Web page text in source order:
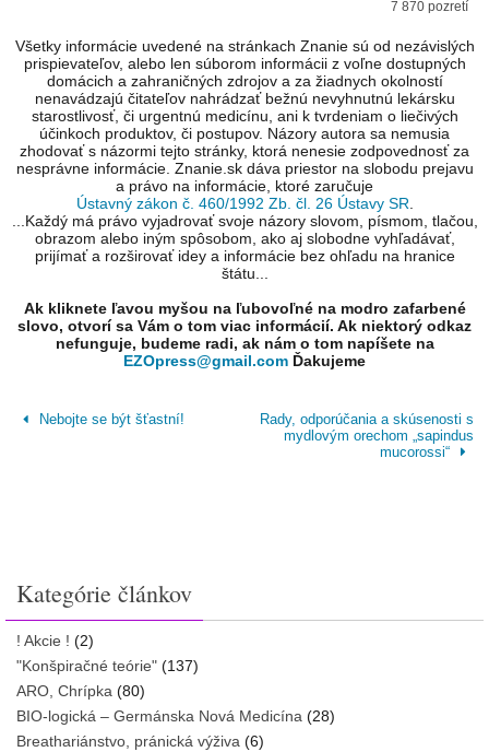
7 870 pozretí
Všetky informácie uvedené na stránkach Znanie sú od nezávislých
prispievateľov, alebo len súborom informácii z voľne dostupných
domácich a zahraničných zdrojov a za žiadnych okolností
nenavádzajú čitateľov nahrádzať bežnú nevyhnutnú lekársku
starostlivosť, či urgentnú medicínu, ani k tvrdeniam o liečivých
účinkoch produktov, či postupov. Názory autora sa nemusia
zhodovať s názormi tejto stránky, ktorá nenesie zodpovednosť za
nesprávne informácie. Znanie.sk dáva priestor na slobodu prejavu
a právo na informácie, ktoré zaručuje
Ústavný zákon č. 460/1992 Zb. čl. 26 Ústavy SR
...Každý má právo vyjadrovať svoje názory slovom, písmom, tlačou,
obrazom alebo iným spôsobom, ako aj slobodne vyhľadávať,
prijímať a rozširovať idey a informácie bez ohľadu na hranice
štátu...
Ak kliknete ľavou myšou na ľubovoľné na modro zafarbené
slovo, otvorí sa Vám o tom viac informácií. Ak niektorý odkaz
nefunguje, budeme radi, ak nám o tom napíšete na
EZOpress@gmail.com Ďakujeme
Nebojte se být šťastní!
Rady, odporúčania a skúsenosti s
mydlovým orechom „sapindus
mucorossi“
Kategórie článkov
! Akcie ! (2)
"Konšpiračné teórie" (137)
ARO, Chrípka (80)
BIO-logická – Germánska Nová Medicína (28)
Breathariánstvo, pránická výživa (6)